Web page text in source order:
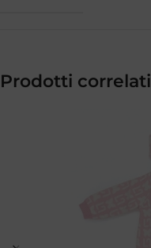
Prodotti correlati